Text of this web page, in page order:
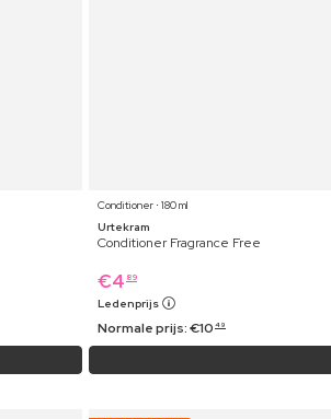
Conditioner ⋅ 180 ml
Urtekram
Conditioner Fragrance Free
€4 89
Ledenprijs
Normale prijs:€10 49